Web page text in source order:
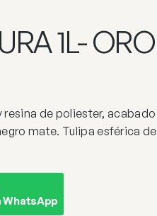
1L- ORO
resina de poliester, acabado
mate. Tulipa esférica de
WhatsApp